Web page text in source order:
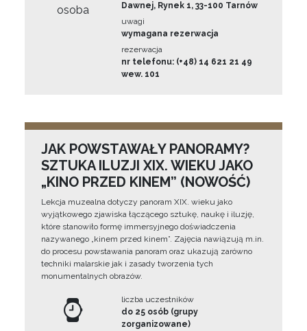
osoba
Dawnej, Rynek 1, 33-100 Tarnów
uwagi
wymagana rezerwacja
rezerwacja
nr telefonu: (+48) 14 621 21 49
wew. 101
JAK POWSTAWAŁY PANORAMY?
SZTUKA ILUZJI XIX. WIEKU JAKO
„KINO PRZED KINEM” (NOWOŚĆ)
Lekcja muzealna dotyczy panoram XIX. wieku jako
wyjątkowego zjawiska łączącego sztukę, naukę i iluzję,
które stanowiło formę immersyjnego doświadczenia
nazywanego „kinem przed kinem”. Zajęcia nawiązują m.in.
do procesu powstawania panoram oraz ukazują zarówno
techniki malarskie jak i zasady tworzenia tych
monumentalnych obrazów.
liczba uczestników
do 25 osób (grupy
zorganizowane)